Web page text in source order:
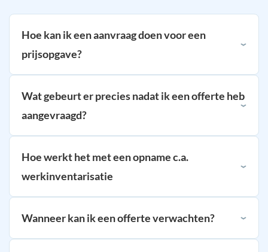
Hoe kan ik een aanvraag doen voor een
prijsopgave?
Wat gebeurt er precies nadat ik een offerte heb
aangevraagd?
Hoe werkt het met een opname c.a.
werkinventarisatie
Wanneer kan ik een offerte verwachten?